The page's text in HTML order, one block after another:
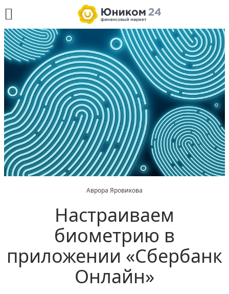
Аврора Яровикова
Настраиваем
биометрию в
приложении «Сбербанк
Онлайн»